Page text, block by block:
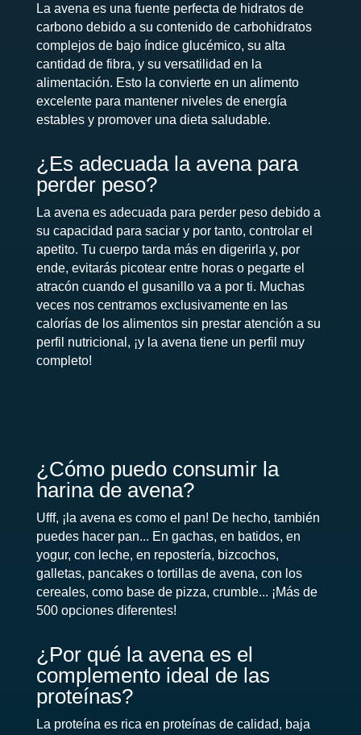
La avena es una fuente perfecta de hidratos de
carbono debido a su contenido de carbohidratos
complejos de bajo índice glucémico, su alta
cantidad de fibra, y su versatilidad en la
alimentación. Esto la convierte en un alimento
excelente para mantener niveles de energía
estables y promover una dieta saludable.
¿Es adecuada la avena para
perder peso?
La avena es adecuada para perder peso debido a
su capacidad para saciar y por tanto, controlar el
apetito. Tu cuerpo tarda más en digerirla y, por
ende, evitarás picotear entre horas o pegarte el
atracón cuando el gusanillo va a por ti. Muchas
veces nos centramos exclusivamente en las
calorías de los alimentos sin prestar atención a su
perfil nutricional, ¡y la avena tiene un perfil muy
completo!
¿Cómo puedo consumir la
harina de avena?
Ufff, ¡la avena es como el pan! De hecho, también
puedes hacer pan... En gachas, en batidos, en
yogur, con leche, en repostería, bizcochos,
galletas, pancakes o tortillas de avena, con los
cereales, como base de pizza, crumble... ¡Más de
500 opciones diferentes!
¿Por qué la avena es el
complemento ideal de las
proteínas?
La proteína es rica en proteínas de calidad, baja